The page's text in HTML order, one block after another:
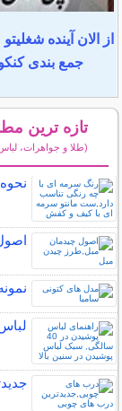
از الان آینده
جمع بندی
تازه ترین
(طلا و جواهرات،
لباس